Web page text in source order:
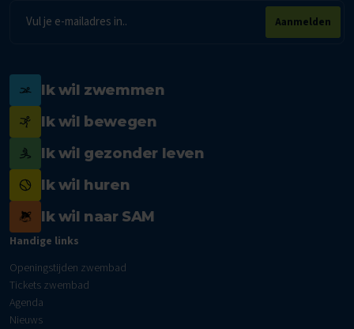
mailadres
Aanmelden
Ik wil zwemmen
Ik wil bewegen
Ik wil gezonder leven
Ik wil huren
Ik wil naar SAM
Handige links
Openingstijden zwembad
Tickets zwembad
Agenda
Nieuws